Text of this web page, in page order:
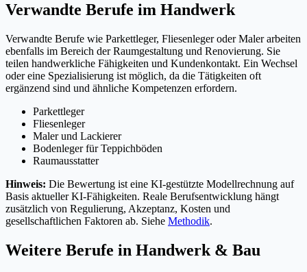
Verwandte Berufe im Handwerk
Verwandte Berufe wie Parkettleger, Fliesenleger oder Maler arbeiten
ebenfalls im Bereich der Raumgestaltung und Renovierung. Sie
teilen handwerkliche Fähigkeiten und Kundenkontakt. Ein Wechsel
oder eine Spezialisierung ist möglich, da die Tätigkeiten oft
ergänzend sind und ähnliche Kompetenzen erfordern.
Parkettleger
Fliesenleger
Maler und Lackierer
Bodenleger für Teppichböden
Raumausstatter
Hinweis: Die Bewertung ist eine KI-gestützte Modellrechnung auf
Basis aktueller KI-Fähigkeiten. Reale Berufsentwicklung hängt
zusätzlich von Regulierung, Akzeptanz, Kosten und
gesellschaftlichen Faktoren ab. Siehe Methodik.
Weitere Berufe in Handwerk & Bau